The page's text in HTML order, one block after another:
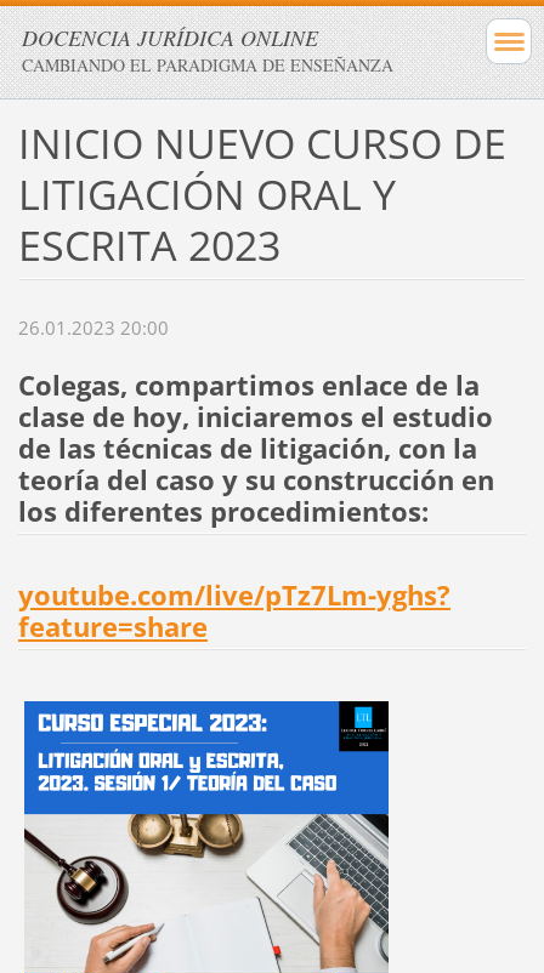
DOCENCIA JURÍDICA ONLINE
CAMBIANDO EL PARADIGMA DE ENSEÑANZA
INICIO NUEVO CURSO DE
LITIGACIÓN ORAL Y
ESCRITA 2023
26.01.2023 20:00
Colegas, compartimos enlace de la
clase de hoy, iniciaremos el estudio
de las técnicas de litigación, con la
teoría del caso y su construcción en
los diferentes procedimientos:
youtube.com/live/pTz7Lm-yghs?
feature=share